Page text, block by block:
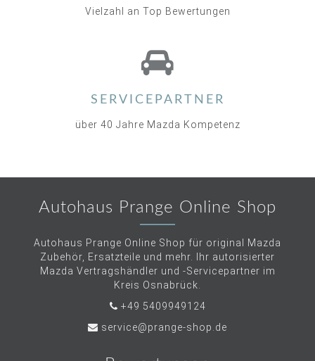
Vielzahl an Top Bewertungen
SERVICEPARTNER
über 40 Jahre Mazda Kompetenz
Autohaus Prange Online Shop
Autohaus Prange Online Shop für original Mazda
Zubehör, Ersatzteile und mehr. Ihr autorisierter
Mazda Vertragshändler und -Servicepartner im
Kreis Osnabrück.
+49 5409949124
service@prange-shop.de